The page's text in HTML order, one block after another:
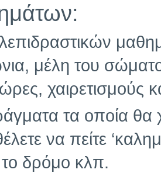
μέλη του
χαιρετισμούς
τα οποία θα
να πείτε
το δρόμο κλπ.